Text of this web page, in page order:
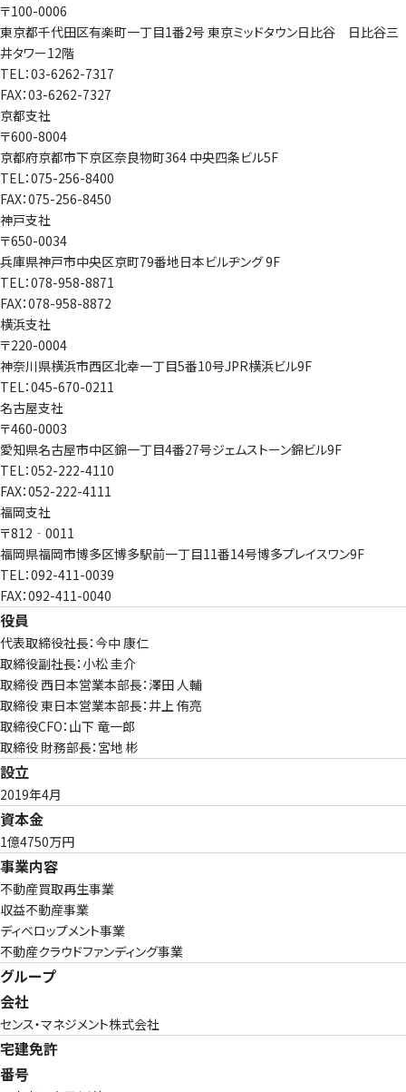
〒100-0006
東京都千代田区有楽町一丁目1番2号 東京ミッドタウン日比谷 日比谷三
井タワー12階
TEL：03-6262-7317
FAX：03-6262-7327
京都支社
〒600-8004
京都府京都市下京区奈良物町364 中央四条ビル5F
TEL：075-256-8400
FAX：075-256-8450
神戸支社
〒650-0034
兵庫県神戸市中央区京町79番地日本ビルヂング 9F
TEL：078-958-8871
FAX：078-958-8872
横浜支社
〒220-0004
神奈川県横浜市西区北幸一丁目5番10号JPR横浜ビル9F
TEL：045-670-0211
名古屋支社
〒460-0003
愛知県名古屋市中区錦一丁目4番27号ジェムストーン錦ビル9F
TEL：052-222-4110
FAX：052-222-4111
福岡支社
〒812‐0011
福岡県福岡市博多区博多駅前一丁目11番14号博多プレイスワン9F
TEL：092-411-0039
FAX：092-411-0040
役員
代表取締役社長：今中 康仁
取締役副社長：小松 圭介
取締役 西日本営業本部長：澤田 人輔
取締役 東日本営業本部長：井上 侑亮
取締役CFO：山下 竜一郎
取締役 財務部長：宮地 彬
設立
2019年4月
資本金
1億4750万円
事業内容
不動産買取再生事業
収益不動産事業
ディベロップメント事業
不動産クラウドファンディング事業
グループ
会社
センス・マネジメント株式会社
宅建免許
番号